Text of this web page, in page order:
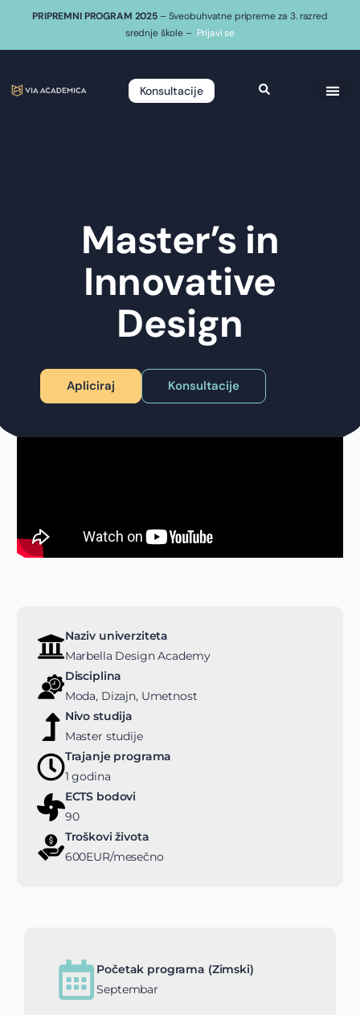
PRIPREMNI PROGRAM 2025 – Sveobuhvatne pripreme za 3. razred
srednje škole – Prijavi se
Konsultacije
Master’s in
Innovative
Design
Apliciraj Konsultacije
Naziv univerziteta
Marbella Design Academy
Disciplina
Moda, Dizajn, Umetnost
Nivo studija
Master studije
Trajanje programa
1 godina
ECTS bodovi
90
Troškovi života
600EUR/mesečno
Početak programa (Zimski)
Septembar